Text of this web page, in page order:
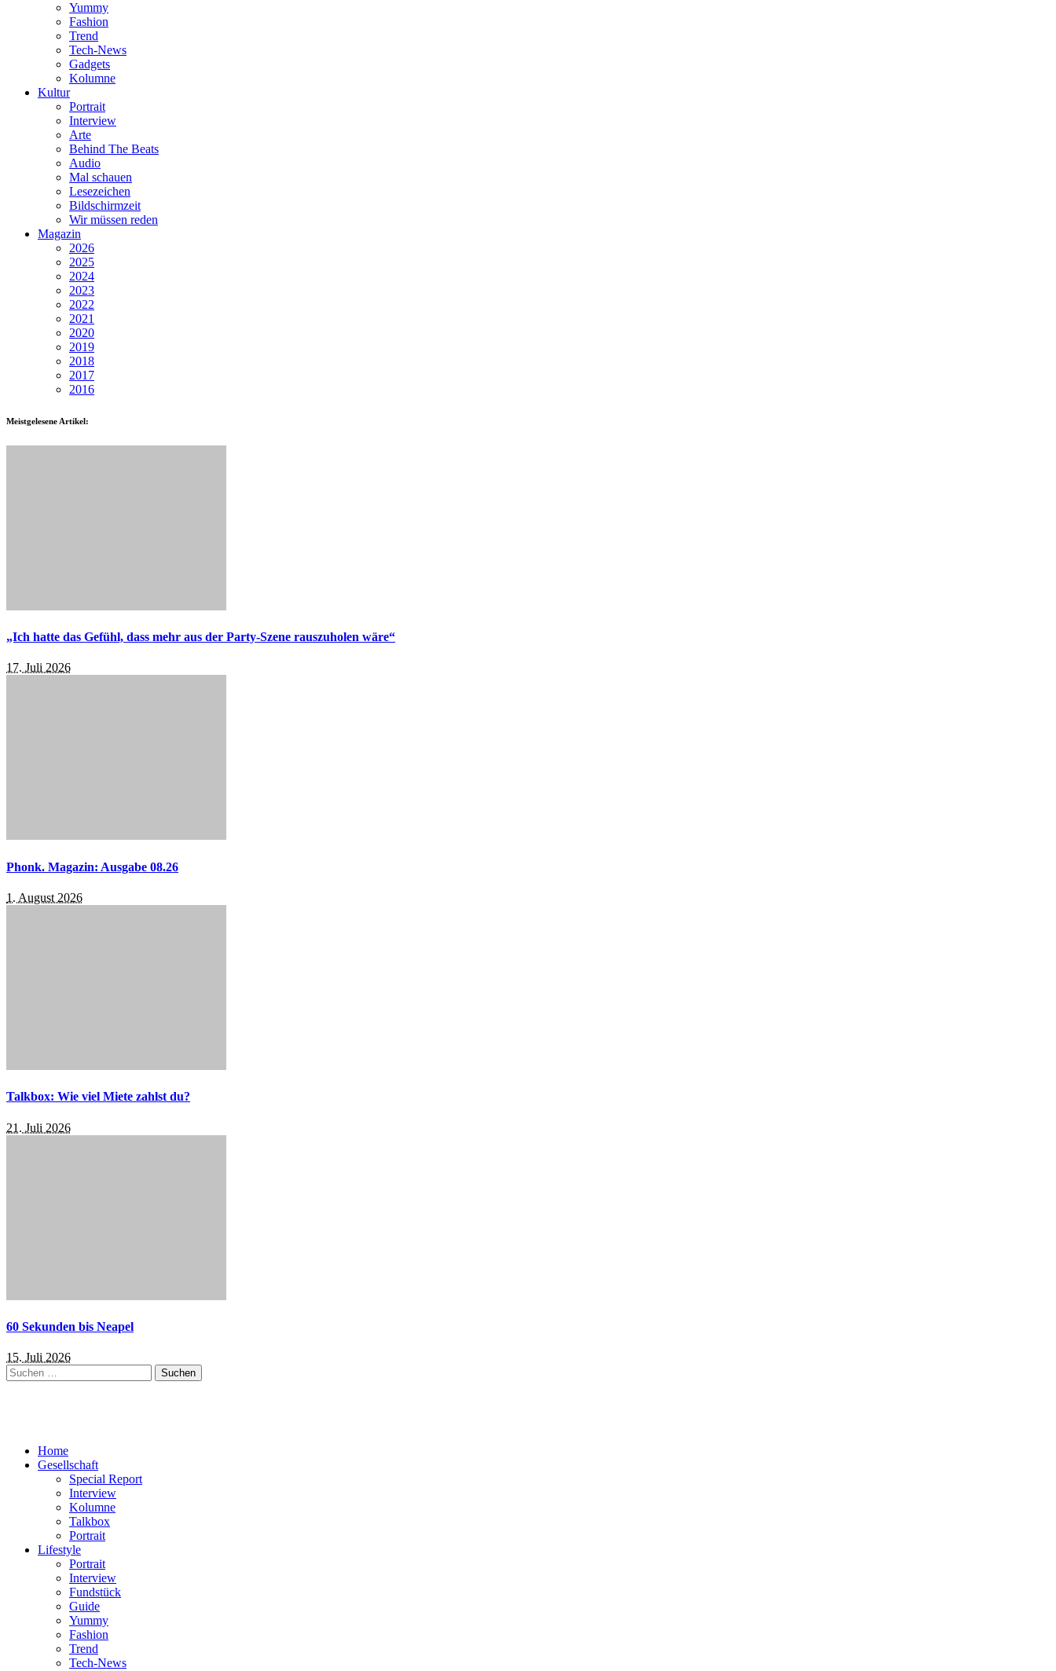
Yummy
Fashion
Trend
Tech-News
Gadgets
Kolumne
Kultur
Portrait
Interview
Arte
Behind The Beats
Audio
Mal schauen
Lesezeichen
Bildschirmzeit
Wir müssen reden
Magazin
2026
2025
2024
2023
2022
2021
2020
2019
2018
2017
2016
Meistgelesene Artikel:
„Ich hatte das Gefühl, dass mehr aus der Party-Szene rauszuholen wäre“
17. Juli 2026
Phonk. Magazin: Ausgabe 08.26
1. August 2026
Talkbox: Wie viel Miete zahlst du?
21. Juli 2026
60 Sekunden bis Neapel
15. Juli 2026
Suchen
nach:
Home
Gesellschaft
Special Report
Interview
Kolumne
Talkbox
Portrait
Lifestyle
Portrait
Interview
Fundstück
Guide
Yummy
Fashion
Trend
Tech-News